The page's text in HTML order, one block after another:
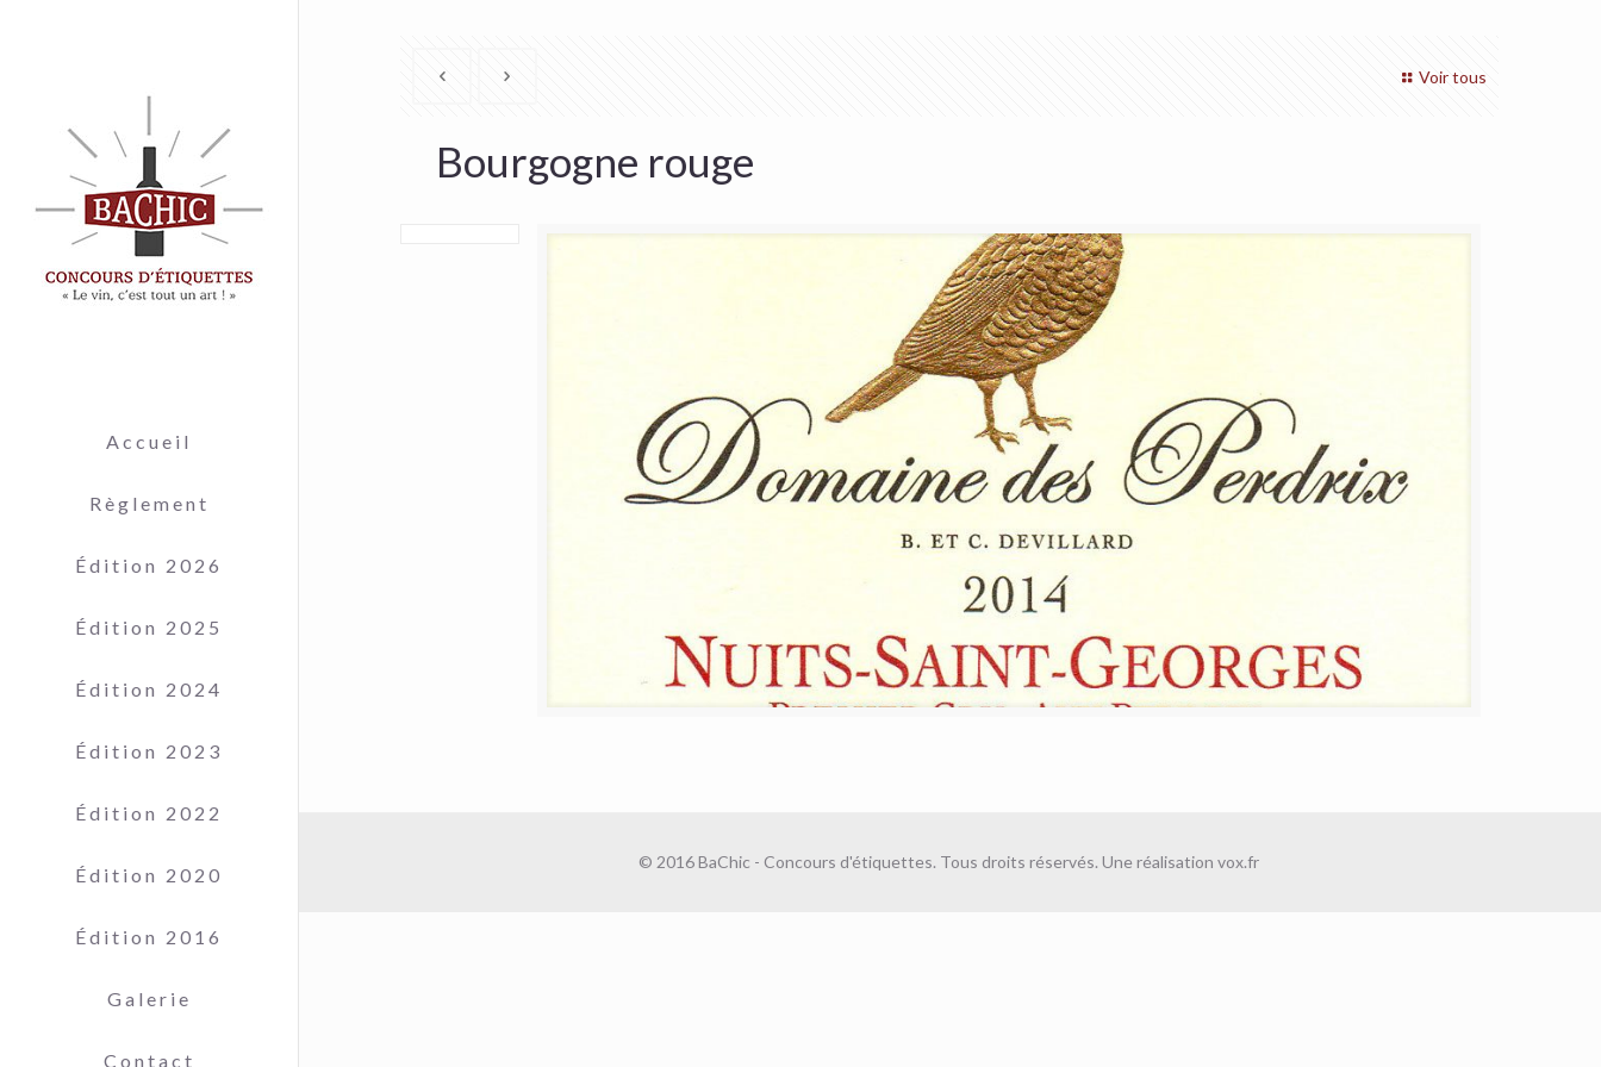
Accueil
Règlement
Édition 2026
Édition 2025
Édition 2024
Édition 2023
Édition 2022
Édition 2020
Édition 2016
Galerie
Contact
Voir tous
Bourgogne rouge
© 2016 BaChic - Concours d'étiquettes. Tous droits réservés. Une réalisationvox.fr